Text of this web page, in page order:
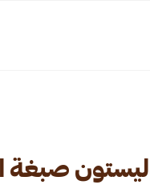
صبغة الشعر 8/0 أشقر